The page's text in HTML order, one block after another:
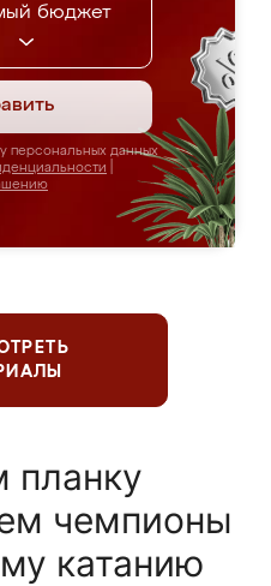
бюджет
персональных данных
чемпионы
катанию